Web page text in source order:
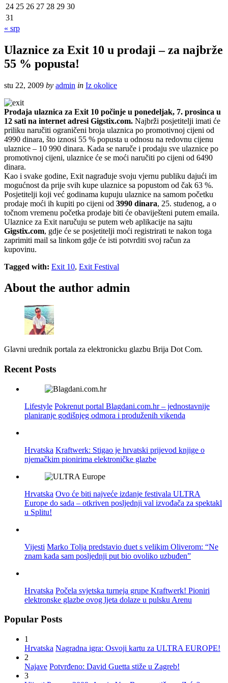
24 25 26 27 28 29 30
31
« srp
Ulaznice za Exit 10 u prodaji – za najbrže
55 % popusta!
stu 22, 2009 by admin in Iz okolice
Prodaja ulaznica za Exit 10 počinje u ponedeljak, 7. prosinca u
12 sati na internet adresi Gigstix.com. Najbrži posjetitelji imati će
priliku naručiti ograničeni broja ulaznica po promotivnoj cijeni od
4990 dinara, što iznosi 55 % popusta u odnosu na redovnu cijenu
ulaznice – 10 990 dinara. Kada se naruče i prodaju sve ulaznice po
promotivnoj cijeni, ulaznice će se moći naručiti po cijeni od 6490
dinara.
Kao i svake godine, Exit nagrađuje svoju vjernu publiku dajući im
mogućnost da prije svih kupe ulaznice sa popustom od čak 63 %.
Posjetitelji koji već godinama kupuju ulaznice na samom početku
prodaje moći ih kupiti po cijeni od 3990 dinara, 25. studenog, a o
točnom vremenu početka prodaje biti će obaviješteni putem emaila.
Ulaznice za Exit naručuju se putem web aplikacije na sajtu
Gigstix.com, gdje će se posjetitelji moći registrirati te nakon toga
zaprimiti mail sa linkom gdje će isti potvrditi svoj račun za
kupovinu.
Tagged with: Exit 10, Exit Festival
About the author admin
Glavni urednik portala za elektronicku glazbu Brija Dot Com.
Recent Posts
Lifestyle Pokrenut portal Blagdani.com.hr – jednostavnije
planiranje godišnjeg odmora i produženih vikenda
Hrvatska Kraftwerk: Stigao je hrvatski prijevod knjige o
njemačkim pionirima elektroničke glazbe
Hrvatska Ovo će biti najveće izdanje festivala ULTRA
Europe do sada – otkriven posljednji val izvođača za spektakl
u Splitu!
Vijesti Marko Tolja predstavio duet s velikim Oliverom: “Ne
znam kada sam posljednji put bio ovoliko uzbuđen”
Hrvatska Počela svjetska turneja grupe Kraftwerk! Pioniri
elektronske glazbe ovog ljeta dolaze u pulsku Arenu
Popular Posts
1
Hrvatska Nagradna igra: Osvoji kartu za ULTRA EUROPE!
2
Najave Potvrđeno: David Guetta stiže u Zagreb!
3